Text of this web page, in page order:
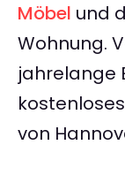
Möbel und
Wohnung.
jahrelange
von